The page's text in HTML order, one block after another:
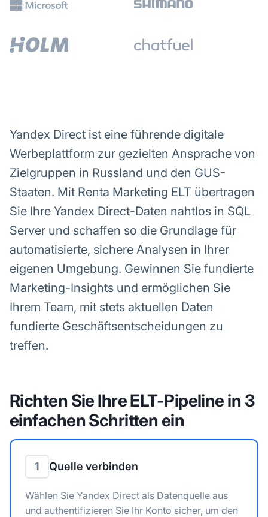
Yandex Direct ist eine führende digitale
Werbeplattform zur gezielten Ansprache von
Zielgruppen in Russland und den GUS-
Staaten. Mit Renta Marketing ELT übertragen
Sie Ihre Yandex Direct-Daten nahtlos in SQL
Server und schaffen so die Grundlage für
automatisierte, sichere Analysen in Ihrer
eigenen Umgebung. Gewinnen Sie fundierte
Marketing-Insights und ermöglichen Sie
Ihrem Team, mit stets aktuellen Daten
fundierte Geschäftsentscheidungen zu
treffen.
Richten Sie Ihre ELT-Pipeline in 3
einfachen Schritten ein
1 Quelle verbinden
Wählen Sie Yandex Direct als Datenquelle aus
und authentifizieren Sie Ihr Konto sicher, um den